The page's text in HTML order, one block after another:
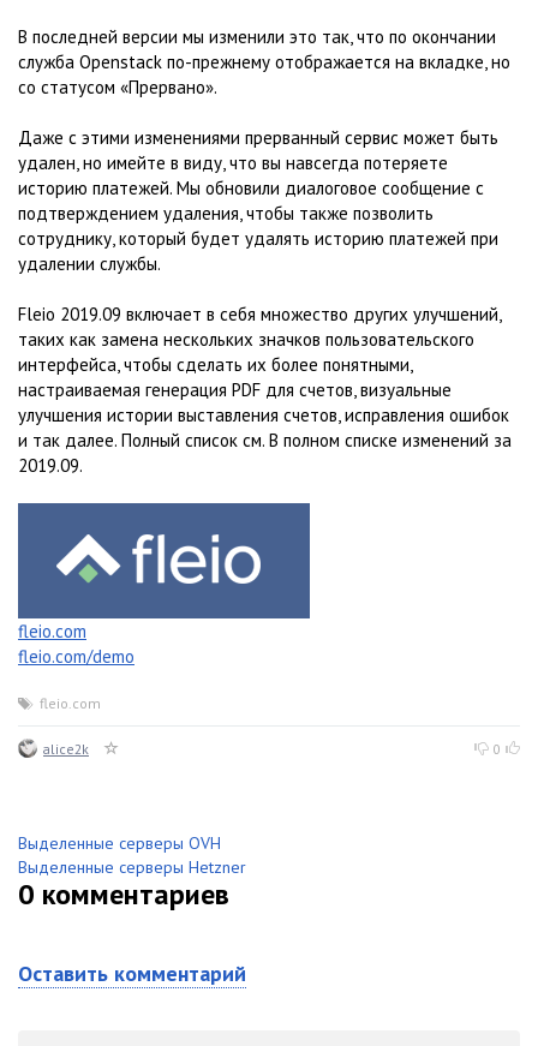
В последней версии мы изменили это так, что по окончании
служба Openstack по-прежнему отображается на вкладке, но
со статусом «Прервано».
Даже с этими изменениями прерванный сервис может быть
удален, но имейте в виду, что вы навсегда потеряете
историю платежей. Мы обновили диалоговое сообщение с
подтверждением удаления, чтобы также позволить
сотруднику, который будет удалять историю платежей при
удалении службы.
Fleio 2019.09 включает в себя множество других улучшений,
таких как замена нескольких значков пользовательского
интерфейса, чтобы сделать их более понятными,
настраиваемая генерация PDF для счетов, визуальные
улучшения истории выставления счетов, исправления ошибок
и так далее. Полный список см. В полном списке изменений за
2019.09.
fleio.com
fleio.com/demo
fleio.com
alice2k 0
Выделенные серверы OVH
Выделенные серверы Hetzner
0 комментариев
Оставить комментарий